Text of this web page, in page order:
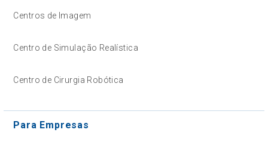
Centros de Imagem
Centro de Simulação Realística
Centro de Cirurgia Robótica
Para Empresas